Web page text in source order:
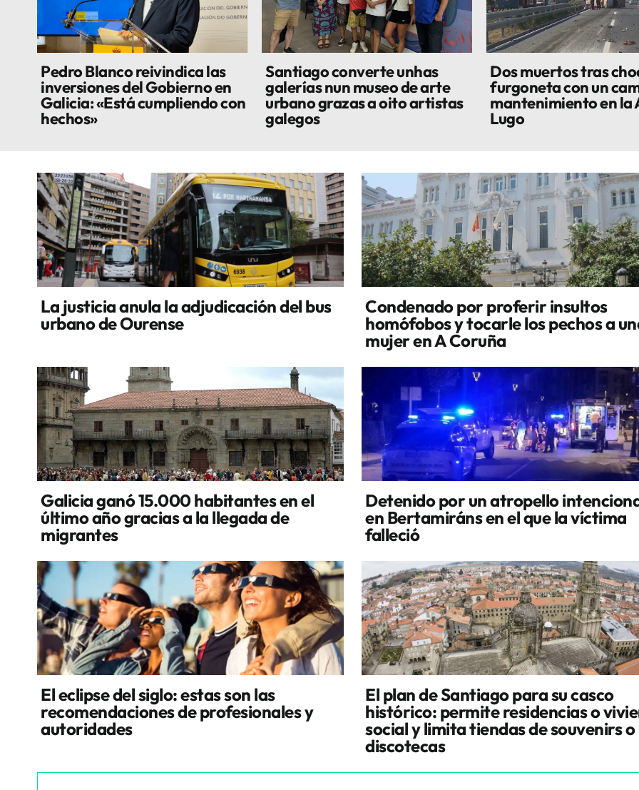
Pedro Blanco reivindica las
inversiones del Gobierno en
Galicia: «Está cumpliendo con
hechos»
Santiago converte unhas
galerías nun museo de arte
urbano grazas a oito artistas
galegos
Dos muertos tras
furgoneta con un
mantenimiento en la
Lugo
La justicia anula la adjudicación del bus
urbano de Ourense
Condenado por proferir insultos
homófobos y tocarle los pechos a
mujer en A Coruña
Galicia ganó 15.000 habitantes en el
último año gracias a la llegada de
migrantes
Detenido por un atropello
en Bertamiráns en el que la víctima
falleció
El eclipse del siglo: estas son las
recomendaciones de profesionales y
autoridades
El plan de Santiago para su casco
histórico: permite residencias o
social y limita tiendas de souvenirs o
discotecas